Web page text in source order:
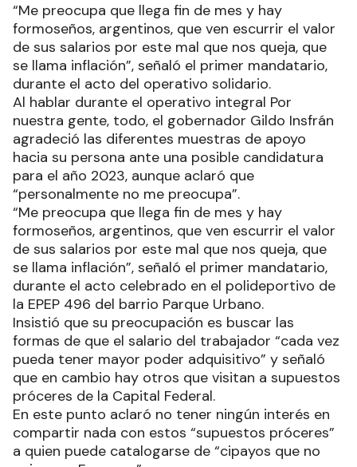
“Me preocupa que llega fin de mes y hay
formoseños, argentinos, que ven escurrir el valor
de sus salarios por este mal que nos queja, que
se llama inflación”, señaló el primer mandatario,
durante el acto del operativo solidario.
Al hablar durante el operativo integral Por
nuestra gente, todo, el gobernador Gildo Insfrán
agradeció las diferentes muestras de apoyo
hacia su persona ante una posible candidatura
para el año 2023, aunque aclaró que
“personalmente no me preocupa”.
“Me preocupa que llega fin de mes y hay
formoseños, argentinos, que ven escurrir el valor
de sus salarios por este mal que nos queja, que
se llama inflación”, señaló el primer mandatario,
durante el acto celebrado en el polideportivo de
la EPEP 496 del barrio Parque Urbano.
Insistió que su preocupación es buscar las
formas de que el salario del trabajador “cada vez
pueda tener mayor poder adquisitivo” y señaló
que en cambio hay otros que visitan a supuestos
próceres de la Capital Federal.
En este punto aclaró no tener ningún interés en
compartir nada con estos “supuestos próceres”
a quien puede catalogarse de “cipayos que no